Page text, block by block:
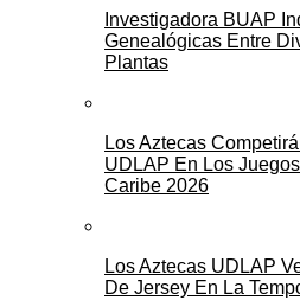
Investigadora BUAP
Genealógicas Entre
Plantas
Los Aztecas
UDLAP En Los
Caribe 2026
Los Aztecas UDLAP
De Jersey En La